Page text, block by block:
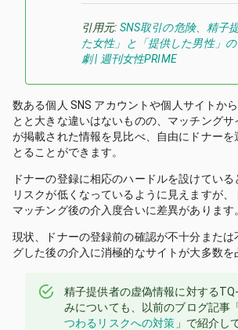
引用元: SNS取引の危険、精子
た女性」と「提供した男性」
劇 | 週刊女性PRIME
数ある個人 SNS アカウントや個人サイトか
とと大きな違いはないものの、マッチング
が掲載された情報を見比べ、自由にドナーを
とることができます。
ドナーの登録に相応のハードルを設けてい
リスクが低くなっているように見えますが
マッチング後の介入度合いに差異があります
現状、ドナーの登録前の確認が不十分または
グした後の介入に消極的なサイトが大多数を
精子提供者の虚偽情報に対する
みについても、以前のブログ記事
つわるリスクへの対策 」で紹介し